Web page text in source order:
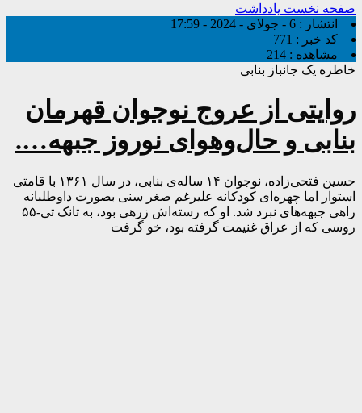
صفحه نخست یادداشت
انتشار : 6 - جولای - 2024 - 17:59
کد خبر : 771
مشاهده : 214
خاطره یک جانباز بنابی
روایتی از عروج نوجوان قهرمان
بنابی و حال‌وهوای نوروز جبهه….
حسین فتحی‌زاده، نوجوان ۱۴ ساله‌ی بنابی، در سال ۱۳۶۱ با قامتی
استوار اما چهره‌ای کودکانه علیرغم صغر سنی بصورت داوطلبانه
راهی جبهه‌های نبرد شد. او که رسته‌اش زرهی بود، به تانک تی-۵۵
روسی که از عراق غنیمت گرفته بود، خو گرفت